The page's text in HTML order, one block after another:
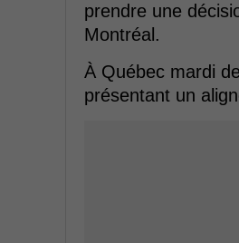
prendre une
Montréal.
À Québec mardi
présentant un